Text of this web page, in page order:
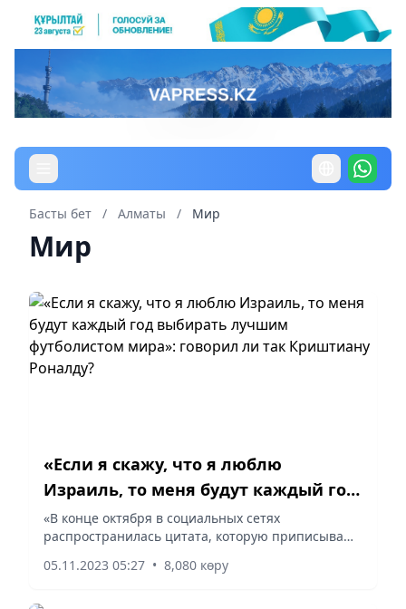
Басты бет / Алматы / Мир
Мир
«Если я скажу, что я люблю
Израиль, то меня будут каждый год
выбирать лучшим футболистом
мира»: говорил ли так Криштиану
Роналду?
«В конце октября в социальных сетях
распространилась цитата, которую приписывают
Звучит она следующим образом: «Если я скажу,
05.11.2023 05:27 • 8,080 көру